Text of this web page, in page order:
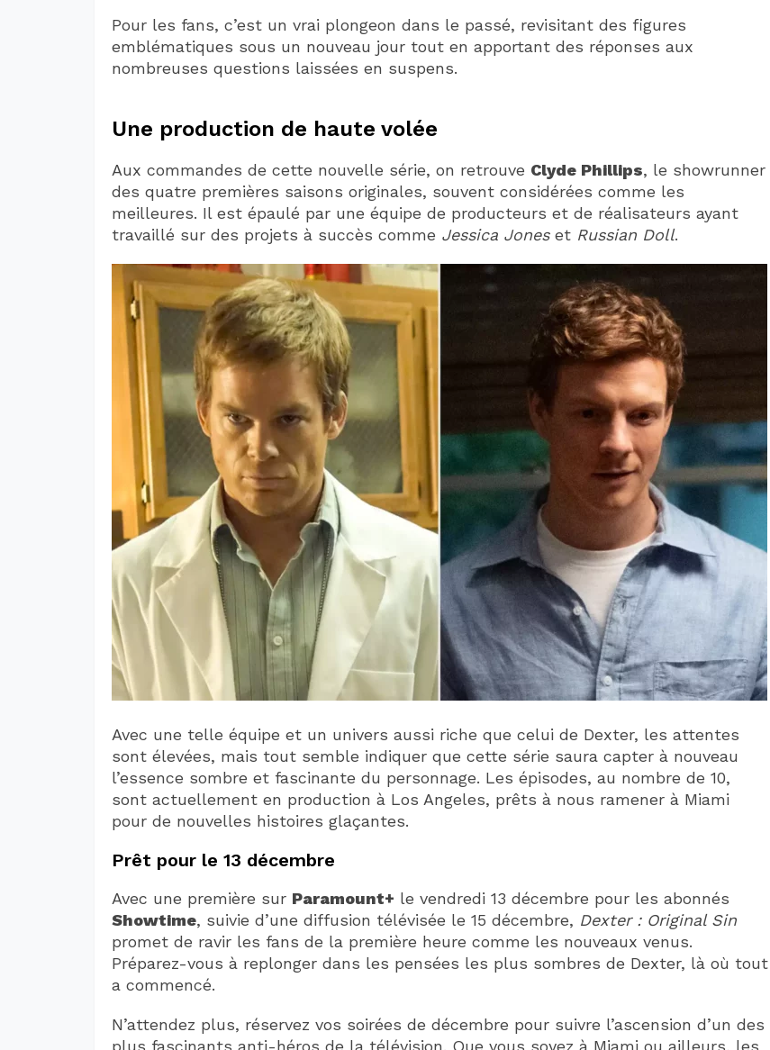
Pour les fans, c’est un vrai plongeon dans le passé, revisitant des figures
emblématiques sous un nouveau jour tout en apportant des réponses aux
nombreuses questions laissées en suspens.
Une production de haute volée
Aux commandes de cette nouvelle série, on retrouve Clyde Phillips, le showrunner
des quatre premières saisons originales, souvent considérées comme les
meilleures. Il est épaulé par une équipe de producteurs et de réalisateurs ayant
travaillé sur des projets à succès comme Jessica Joneset Russian Doll.
Avec une telle équipe et un univers aussi riche que celui de Dexter, les attentes
sont élevées, mais tout semble indiquer que cette série saura capter à nouveau
l’essence sombre et fascinante du personnage. Les épisodes, au nombre de 10,
sont actuellement en production à Los Angeles, prêts à nous ramener à Miami
pour de nouvelles histoires glaçantes.
Prêt pour le 13 décembre
Avec une première sur Paramount+ le vendredi 13 décembre pour les abonnés
Showtime, suivie d’une diffusion télévisée le 15 décembre, Dexter : Original Sin
promet de ravir les fans de la première heure comme les nouveaux venus.
Préparez-vous à replonger dans les pensées les plus sombres de Dexter, là où tout
a commencé.
N’attendez plus, réservez vos soirées de décembre pour suivre l’ascension d’un des
plus fascinants anti-héros de la télévision. Que vous soyez à Miami ou ailleurs, les